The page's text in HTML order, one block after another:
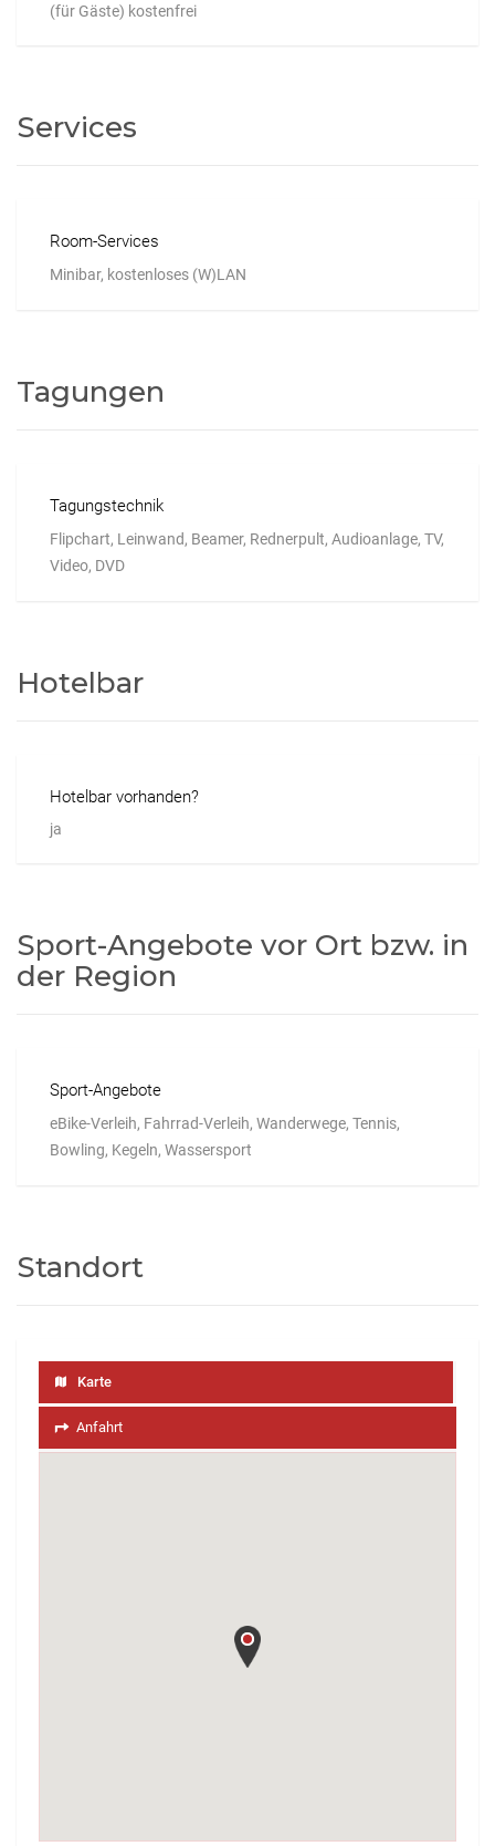
(für Gäste) kostenfrei
Services
Room-Services
Minibar, kostenloses (W)LAN
Tagungen
Tagungstechnik
Flipchart, Leinwand, Beamer, Rednerpult, Audioanlage, TV,
Video, DVD
Hotelbar
Hotelbar vorhanden?
ja
Sport-Angebote vor Ort bzw. in
der Region
Sport-Angebote
eBike-Verleih, Fahrrad-Verleih, Wanderwege, Tennis,
Bowling, Kegeln, Wassersport
Standort
Karte
Anfahrt